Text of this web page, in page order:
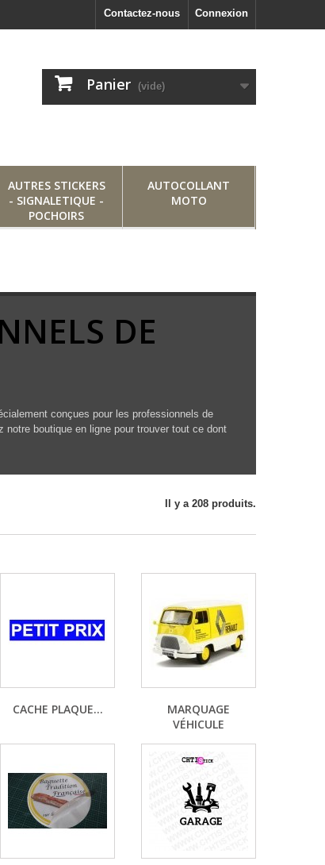
Connexion
Contactez-nous
Panier (vide)
AUTRES STICKERS
- SIGNALETIQUE -
POCHOIRS
AUTOCOLLANT
MOTO
DE
conçues pour les professionnels de
boutique en ligne pour trouver tout ce dont
Il y a 208 produits.
CACHE PLAQUE...
MARQUAGE
VÉHICULE